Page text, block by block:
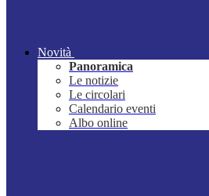
Novità
Panoramica
Le notizie
Le circolari
Calendario eventi
Albo online